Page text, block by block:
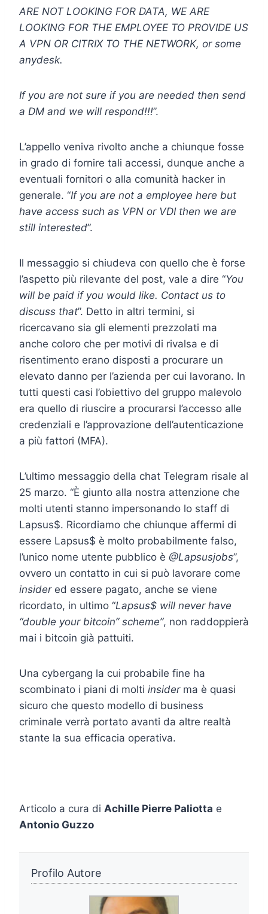
ARE NOT LOOKING FOR DATA, WE ARE
LOOKING FOR THE EMPLOYEE TO PROVIDE US
A VPN OR CITRIX TO THE NETWORK, or some
anydesk.
If you are not sure if you are needed then send
a DM and we will respond!!!”.
L’appello veniva rivolto anche a chiunque fosse
in grado di fornire tali accessi, dunque anche a
eventuali fornitori o alla comunità hacker in
generale. “If you are not a employee here but
have access such as VPN or VDI then we are
still interested”.
Il messaggio si chiudeva con quello che è forse
l’aspetto più rilevante del post, vale a dire “You
will be paid if you would like. Contact us to
discuss that”. Detto in altri termini, si
ricercavano sia gli elementi prezzolati ma
anche coloro che per motivi di rivalsa e di
risentimento erano disposti a procurare un
elevato danno per l’azienda per cui lavorano. In
tutti questi casi l’obiettivo del gruppo malevolo
era quello di riuscire a procurarsi l’accesso alle
credenziali e l’approvazione dell’autenticazione
a più fattori (MFA).
L’ultimo messaggio della chat Telegram risale al
25 marzo. “È giunto alla nostra attenzione che
molti utenti stanno impersonando lo staff di
Lapsus$. Ricordiamo che chiunque affermi di
essere Lapsus$ è molto probabilmente falso,
l’unico nome utente pubblico è @Lapsusjobs”,
ovvero un contatto in cui si può lavorare come
insidered essere pagato, anche se viene
ricordato, in ultimo “Lapsus$ will never have
“double your bitcoin” scheme”, non raddoppierà
mai i bitcoin già pattuiti.
Una cybergang la cui probabile fine ha
scombinato i piani di molti insiderma è quasi
sicuro che questo modello di business
criminale verrà portato avanti da altre realtà
stante la sua efficacia operativa.
Articolo a cura di Achille Pierre Paliotta e
Antonio Guzzo
Profilo Autore